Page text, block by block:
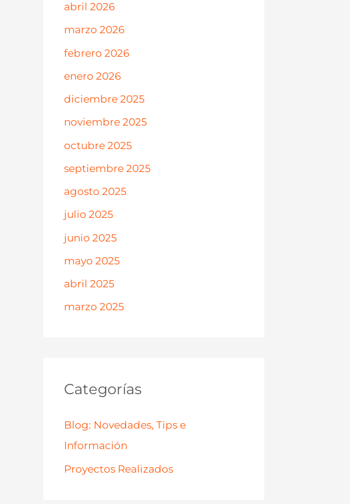
abril 2026
marzo 2026
febrero 2026
enero 2026
diciembre 2025
noviembre 2025
octubre 2025
septiembre 2025
agosto 2025
julio 2025
junio 2025
mayo 2025
abril 2025
marzo 2025
Categorías
Blog: Novedades, Tips e
Información
Proyectos Realizados